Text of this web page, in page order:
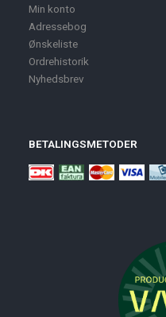
Min konto
Adressebog
Ønskeliste
Ordrehistorik
Nyhedsbrev
BETALINGSMETODER